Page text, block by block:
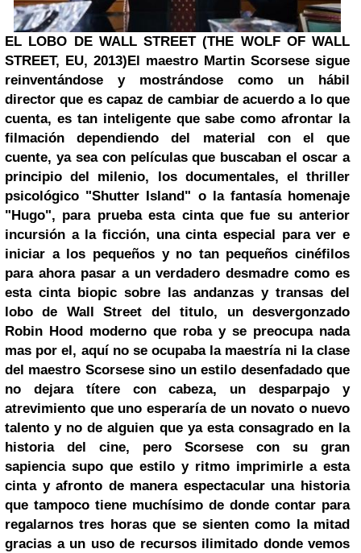
EL LOBO DE WALL STREET(THE WOLF OF WALL
STREET, EU, 2013) El maestro Martin Scorsese sigue
reinventándose y mostrándose como un hábil
director que es capaz de cambiar de acuerdo a lo que
cuenta, es tan inteligente que sabe como afrontar la
filmación dependiendo del material con el que
cuente, ya sea con películas que buscaban el oscar a
principio del milenio, los documentales, el thriller
psicológico "Shutter Island" o la fantasía homenaje
"Hugo", para prueba esta cinta que fue su anterior
incursión a la ficción, una cinta especial para ver e
iniciar a los pequeños y no tan pequeños cinéfilos
para ahora pasar a un verdadero desmadre como es
esta cinta biopic sobre las andanzas y transas del
lobo de Wall Street del titulo, un desvergonzado
Robin Hood
moderno que roba y se preocupa nada
mas por el, aquí no se ocupaba la maestría ni la clase
del maestro Scorsese sino un estilo desenfadado que
no dejara títere con cabeza, un desparpajo y
atrevimiento que uno esperaría de un novato o nuevo
talento y no de alguien que ya esta consagrado en la
historia del cine, pero Scorsese con su gran
sapiencia supo que estilo y ritmo imprimirle a esta
cinta y afronto de manera espectacular una historia
que tampoco tiene muchísimo de donde contar para
regalarnos tres horas que se sienten como la mitad
gracias a un uso de recursos ilimitado donde vemos